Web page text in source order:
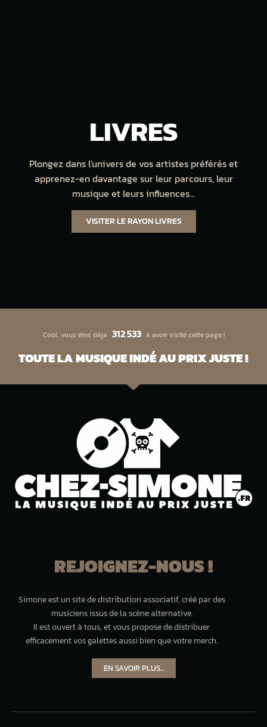
LIVRES
Plongez dans l'univers de vos artistes préférés et
apprenez-en davantage sur leur parcours, leur
musique et leurs influences...
VISITER LE RAYON LIVRES
Cool, vous êtes déja 312 533 à avoir visité cette page !
TOUTE LA MUSIQUE INDÉ AU PRIX JUSTE !
REJOIGNEZ-NOUS !
Simone est un site de distribution associatif, créé par des
musiciens issus de la scène alternative.
Il est ouvert à tous, et vous propose de distribuer
efficacement vos galettes aussi bien que votre merch.
EN SAVOIR PLUS...